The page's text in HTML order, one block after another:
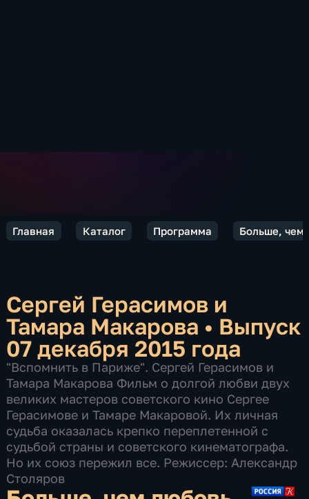
Главная Каталог Программа Больше, чем
Сергей Герасимов и
Тамара Макарова • Выпуск
07 декабря 2015 года
"Вспомнить в Париже". Сергей Герасимов и
Тамара Макарова Фильм о долгой любви двух
великих мастеров советского кино Сергее
Герасимове и Тамаре Макаровой. Их личная
судьба оказалась крепко переплетенной с
судьбой страны и советского кинематографа.
Но их союз пережил все. Режиссер: Александр
Столяров